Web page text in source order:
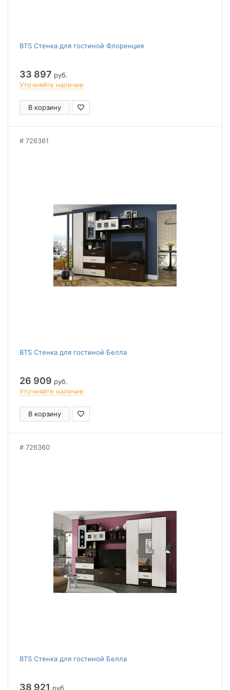
BTS Стенка для гостиной Флоренция
33 897 руб.
Уточняйте наличие
В корзину
726361
BTS Стенка для гостиной Белла
26 909 руб.
Уточняйте наличие
В корзину
726360
BTS Стенка для гостиной Белла
38 921 руб.